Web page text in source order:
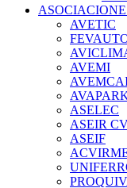
AVETIC
AVEMI
ASELEC
ASEIR
ASEIF